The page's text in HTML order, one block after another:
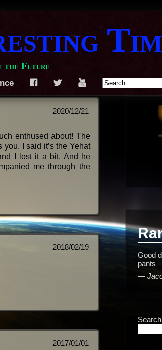
the Future
F T Y
2020/12/21
enthused about! The
I said it’s the Yehat
I lost it a bit. And he
me through the
2018/02/19
2017/01/01
Good
pants
—
Search